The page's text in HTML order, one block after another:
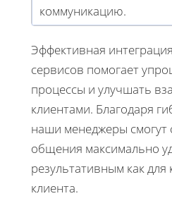
коммуникацию.
Эффективная
сервисов помогает
процессы и улучшать
клиентами. Благодаря
наши менеджеры смогут
общения максимально
результативным как для
клиента.